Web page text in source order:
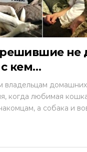
не
кем…
владельцам
когда любимая
а собака и